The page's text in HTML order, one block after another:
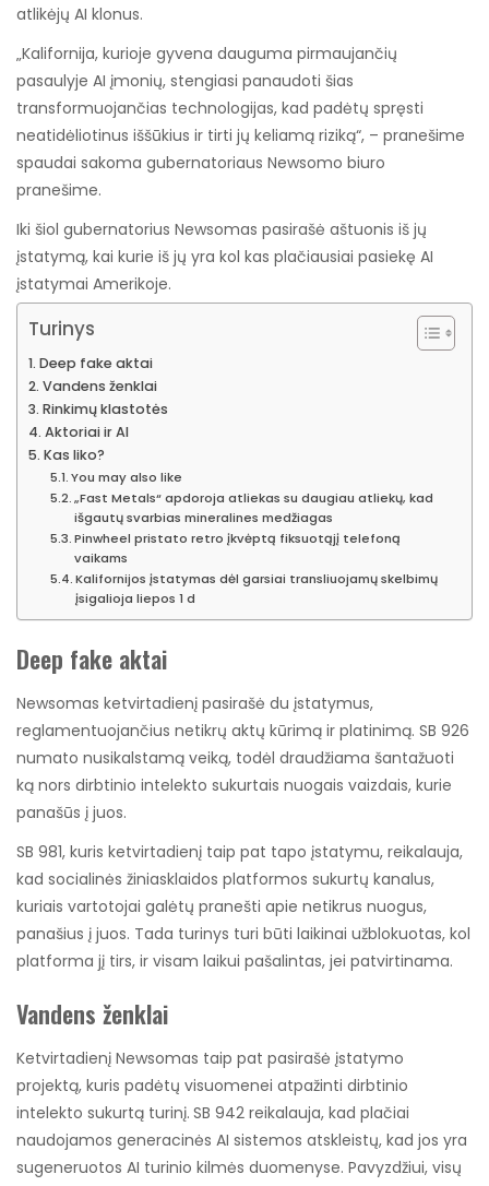
atlikėjų AI klonus.
„Kalifornija, kurioje gyvena dauguma pirmaujančių
pasaulyje AI įmonių, stengiasi panaudoti šias
transformuojančias technologijas, kad padėtų spręsti
neatidėliotinus iššūkius ir tirti jų keliamą riziką“, – pranešime
spaudai sakoma gubernatoriaus Newsomo biuro
pranešime.
Iki šiol gubernatorius Newsomas pasirašė aštuonis iš jų
įstatymą, kai kurie iš jų yra kol kas plačiausiai pasiekę AI
įstatymai Amerikoje.
Turinys
Deep fake aktai
Vandens ženklai
Rinkimų klastotės
Aktoriai ir AI
Kas liko?
You may also like
„Fast Metals“ apdoroja atliekas su daugiau atliekų, kad
išgautų svarbias mineralines medžiagas
Pinwheel pristato retro įkvėptą fiksuotąjį telefoną
vaikams
Kalifornijos įstatymas dėl garsiai transliuojamų skelbimų
įsigalioja liepos 1 d
Deep fake aktai
Newsomas ketvirtadienį pasirašė du įstatymus,
reglamentuojančius netikrų aktų kūrimą ir platinimą. SB 926
numato nusikalstamą veiką, todėl draudžiama šantažuoti
ką nors dirbtinio intelekto sukurtais nuogais vaizdais, kurie
panašūs į juos.
SB 981, kuris ketvirtadienį taip pat tapo įstatymu, reikalauja,
kad socialinės žiniasklaidos platformos sukurtų kanalus,
kuriais vartotojai galėtų pranešti apie netikrus nuogus,
panašius į juos. Tada turinys turi būti laikinai užblokuotas, kol
platforma jį tirs, ir visam laikui pašalintas, jei patvirtinama.
Vandens ženklai
Ketvirtadienį Newsomas taip pat pasirašė įstatymo
projektą, kuris padėtų visuomenei atpažinti dirbtinio
intelekto sukurtą turinį. SB 942 reikalauja, kad plačiai
naudojamos generacinės AI sistemos atskleistų, kad jos yra
sugeneruotos AI turinio kilmės duomenyse. Pavyzdžiui, visų